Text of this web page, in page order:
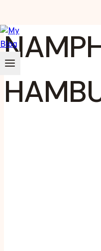
Zum
Inhalt
springen